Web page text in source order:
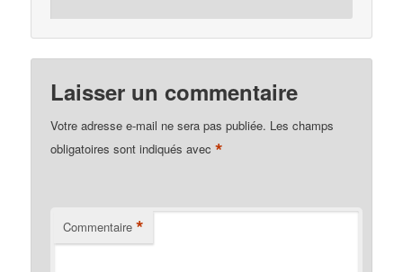
Laisser un commentaire
Votre adresse e-mail ne sera pas publiée. Les champs
obligatoires sont indiqués avec*
Commentaire *